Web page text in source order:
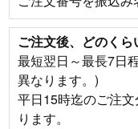
ご注文後、どのく
最短翌日～最長7日
異なります。)
平日15時迄のご注
ります。